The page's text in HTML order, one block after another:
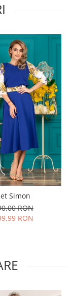
Simon
RON
RON